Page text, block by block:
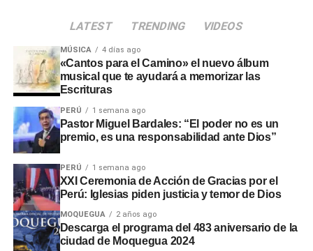
no aprobó el presupuesto para las
intervenciones en los sectores de Chamos del Pino y La
Rinconada, a pesar de disponer de recursos económicos
institucionales.
Adicionalmente, en el sector
laboró sin la autorización de laAutoridad Administrativa
del Agua. En Santo Domingo y El Conde, las labores
ingenieros residentes o inspectores.
Consecuencias y
recomendaciones ante El Niño
LATEST TRENDING VIDEOS
MÚSICA 4 días ago
«Cantos para el Camino» el nuevo álbum
musical que te ayudará a memorizar las
Escrituras
PERÚ 1 semana ago
Pastor Miguel Bardales: “El poder no es un
premio, es una responsabilidad ante Dios”
PERÚ 1 semana ago
XXI Ceremonia de Acción de Gracias por el
Perú: Iglesias piden justicia y temor de Dios
MOQUEGUA 2 años ago
Descarga el programa del 483 aniversario de la
ciudad de Moquegua 2024